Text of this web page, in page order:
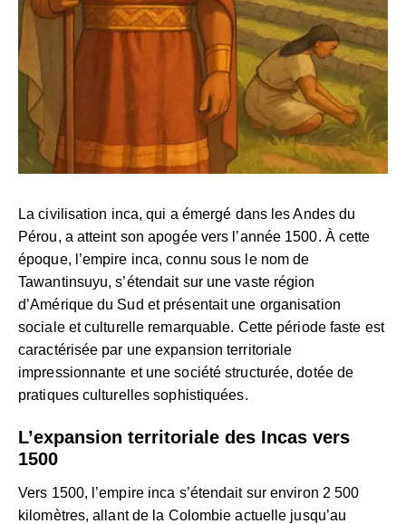
La civilisation inca, qui a émergé dans les Andes du
Pérou, a atteint son apogée vers l’année 1500. À cette
époque, l’empire inca, connu sous le nom de
Tawantinsuyu, s’étendait sur une vaste région
d’Amérique du Sud et présentait une organisation
sociale et culturelle remarquable. Cette période faste est
caractérisée par une expansion territoriale
impressionnante et une société structurée, dotée de
pratiques culturelles sophistiquées.
L’expansion territoriale des Incas vers
1500
Vers 1500, l’empire inca s’étendait sur environ 2 500
kilomètres, allant de la Colombie actuelle jusqu’au